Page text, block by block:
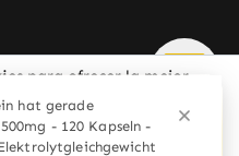
para ofrecer la mejor
Informationen ...
necesarios